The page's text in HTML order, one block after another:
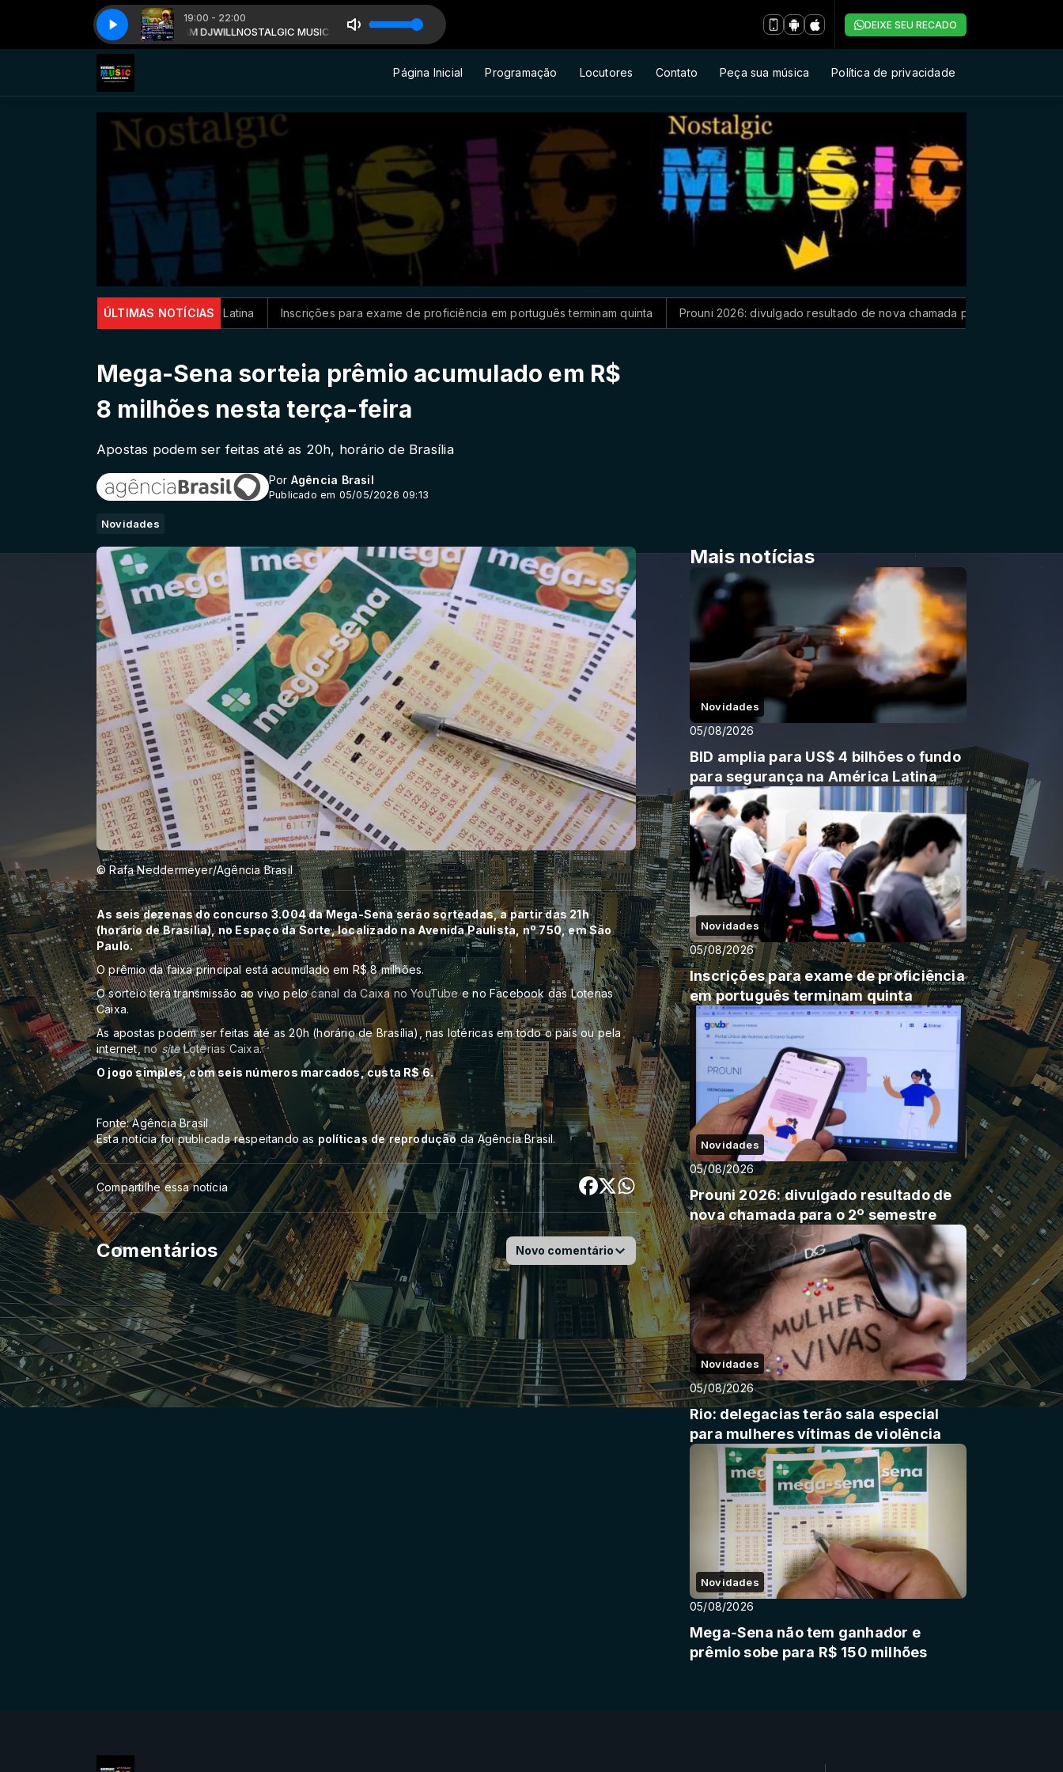
19:00 - 22:00
BY DJWILL com WILLIAM DJWILLNOSTALGIC MUSIC BY DJWILL com WILLIAM DJWILL
DEIXE SEU RECADO
Página Inicial Programação Locutores Contato Peça sua música Política de privacidade
ÚLTIMAS NOTÍCIAS
segurança na América Latina Inscrições para exame de proficiência em português terminam quinta Prouni 2026: divulgado resultado de nova chamada para o 2º semestre
Mega-Sena sorteia prêmio acumulado em R$
8 milhões nesta terça-feira
Apostas podem ser feitas até as 20h, horário de Brasília
Por Agência Brasil
Publicado em 05/05/2026 09:13
Novidades
© Rafa Neddermeyer/Agência Brasil
As seis dezenas do concurso 3.004 da Mega-Sena serão sorteadas, a partir das 21h
(horário de Brasília), no Espaço da Sorte, localizado na Avenida Paulista, nº 750, em São
Paulo.
O prêmio da faixa principal está acumulado em R$ 8 milhões.
O sorteio terá transmissão ao vivo pelocanal da Caixa no YouTubee no Facebook das Loterias
Caixa.
As apostas podem ser feitas até as 20h (horário de Brasília), nas lotéricas em todo o país ou pela
internet,nositeLoterias Caixa.
O jogo simples, com seis números marcados, custa R$ 6.
Fonte: Agência Brasil
Esta notícia foi publicada respeitando as políticas de reprodução da Agência Brasil.
Compartilhe essa notícia
Comentários Novo comentário
Mais notícias
Novidades
05/08/2026
BID amplia para US$ 4 bilhões o fundo
para segurança na América Latina
Novidades
05/08/2026
Inscrições para exame de proficiência
em português terminam quinta
Novidades
05/08/2026
Prouni 2026: divulgado resultado de
nova chamada para o 2º semestre
Novidades
05/08/2026
Rio: delegacias terão sala especial
para mulheres vítimas de violência
Novidades
05/08/2026
Mega-Sena não tem ganhador e
prêmio sobe para R$ 150 milhões